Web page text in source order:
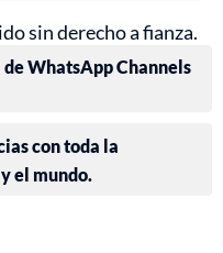
sin derecho a fianza.
WhatsApp Channels
con toda la
el mundo.